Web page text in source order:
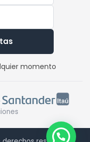
momento